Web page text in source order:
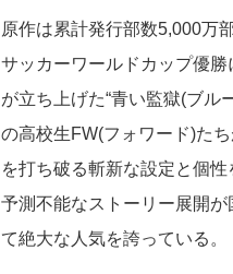
原作は累計発行部数5,000万
サッカーワールドカップ優
が立ち上げた“青い監獄(ブル
の高校生FW(フォワード)た
を打ち破る斬新な設定と個
予測不能なストーリー展開
て絶大な人気を誇っている。